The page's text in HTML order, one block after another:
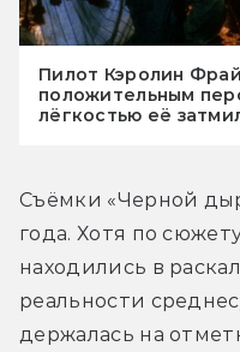
Пилот Кэролин
положительным
лёгкостью её
Съёмки «Черной
года. Хотя по
находились в
реальности
держалась на